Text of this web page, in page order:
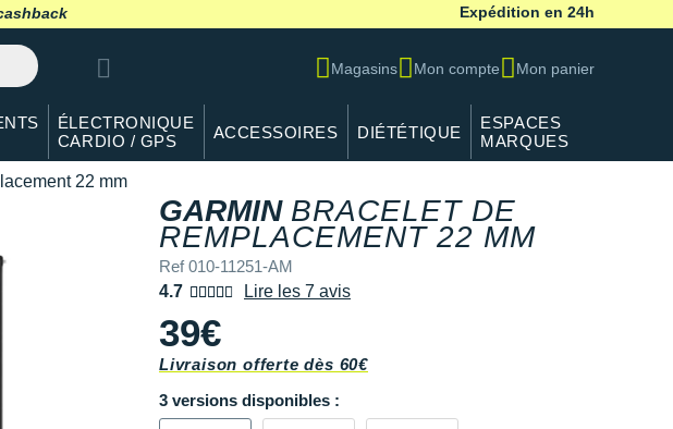
jours* Expédition en 24h
Magasins Mon compte Mon panier
ÉLECTRONIQUE
CARDIO / GPS
ACCESSOIRES DIÉTÉTIQUE
ESPACES
MARQUES
22 mm
GARMIN BRACELET DE
REMPLACEMENT 22 MM
Ref 010-11251-AM
4.7
Lire les 7 avis
39€
Livraison offerte dès 60€
3 versions disponibles :